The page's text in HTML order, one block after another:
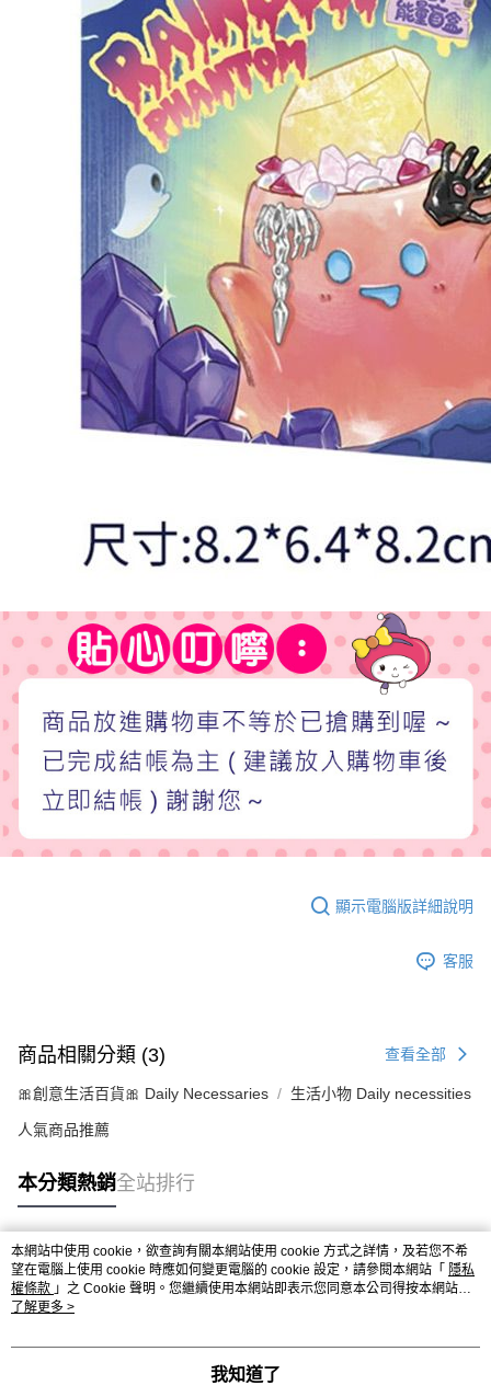
顯示電腦版詳細說明
客服
商品相關分類 (3) 查看全部
🎀創意生活百貨🎀 Daily Necessaries 生活小物 Daily necessities
人氣商品推薦
本分類熱銷全站排行
熱門標籤
本網站中使用 cookie，欲查詢有關本網站使用 cookie 方式之詳情，及若您不希
望在電腦上使用 cookie 時應如何變更電腦的 cookie 設定，請參閱本網站「 隱私
權條款 」之 Cookie 聲明。您繼續使用本網站即表示您同意本公司得按本網站使
用條款之 Cookie 聲明使用 cookie。
了解更多 >
我知道了